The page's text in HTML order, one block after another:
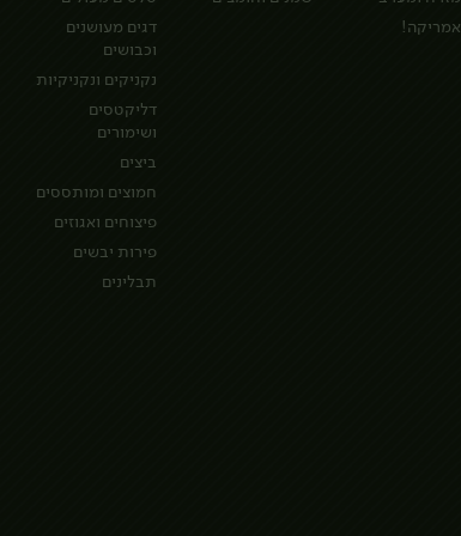
אמריקה!
דגים מעושנים
וכבושים
נקניקים ונקניקיות
דליקטסים
ושימורים
ביצים
חמוצים ומותססים
פיצוחים ואגוזים
פירות יבשים
תבלינים